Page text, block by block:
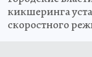
кикшеринга
скоростного